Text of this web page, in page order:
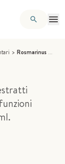
> Rosmarinus officinalis